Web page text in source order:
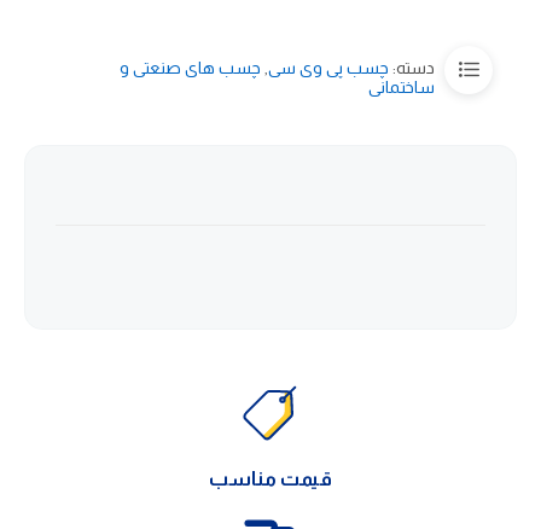
دسته: چسب پی وی سی چسب های صنعتی و
ساختمانی
قیمت مناسب